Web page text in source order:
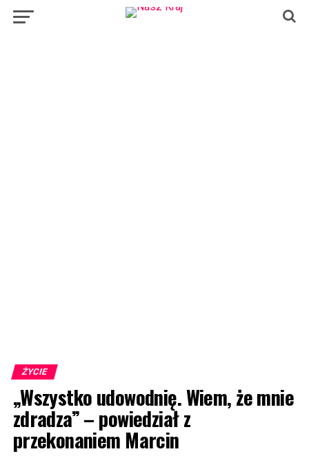
ŻYCIE
„Wszystko udowodnię. Wiem, że mnie
zdradza” – powiedział z
przekonaniem Marcin